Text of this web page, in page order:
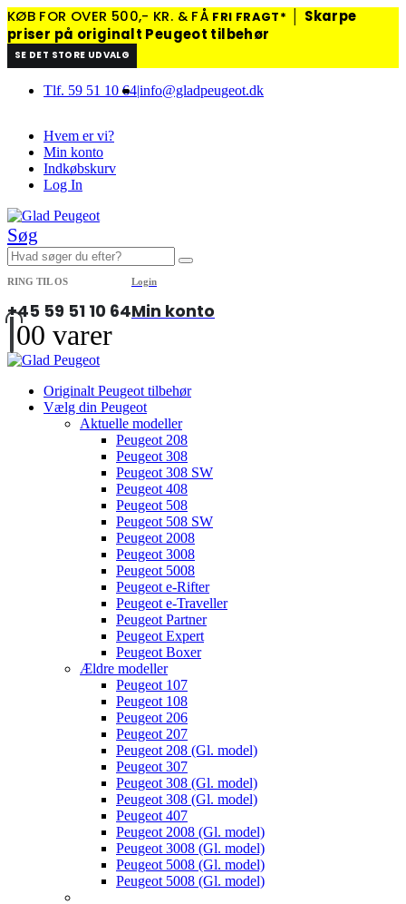
KØB FOR OVER 500,- KR. & FÅ FRI FRAGT*
Skarpe
priser på originalt Peugeot tilbehør
SE DET STORE UDVALG
Tlf. 59 51 10 64|info@gladpeugeot.dk
Hvem er vi?
Min konto
Indkøbskurv
Log In
Søg
RING TIL OS
+45 59 51 10 64
Login
Min konto
00 varer
Originalt Peugeot tilbehør
Vælg din Peugeot
Aktuelle modeller
Peugeot 208
Peugeot 308
Peugeot 308 SW
Peugeot 408
Peugeot 508
Peugeot 508 SW
Peugeot 2008
Peugeot 3008
Peugeot 5008
Peugeot e-Rifter
Peugeot e-Traveller
Peugeot Partner
Peugeot Expert
Peugeot Boxer
Ældre modeller
Peugeot 107
Peugeot 108
Peugeot 206
Peugeot 207
Peugeot 208 (Gl. model)
Peugeot 307
Peugeot 308 (Gl. model)
Peugeot 308 (Gl. model)
Peugeot 407
Peugeot 2008 (Gl. model)
Peugeot 3008 (Gl. model)
Peugeot 5008 (Gl. model)
Peugeot 5008 (Gl. model)